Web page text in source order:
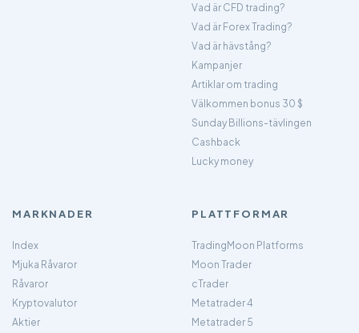
Vad är CFD trading?
Vad är Forex Trading?
Vad är hävstång?
Kampanjer
Artiklar om trading
Välkommen bonus 30 $
Sunday Billions-tävlingen
Cashback
Lucky money
MARKNADER
Index
Mjuka Råvaror
Råvaror
Kryptovalutor
Aktier
PLATTFORMAR
TradingMoon Platforms
Moon Trader
cTrader
Metatrader 4
Metatrader 5